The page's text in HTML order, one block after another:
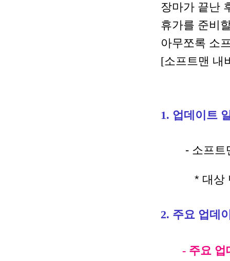
장마가 끝난
휴가를 준비
아무쪼록 소
[소프트맨 내
1. 업데이트
- 소프트
* 대상 단
2. 주요 업데
- 주요 업